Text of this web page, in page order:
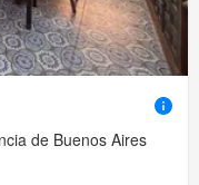
de Buenos Aires